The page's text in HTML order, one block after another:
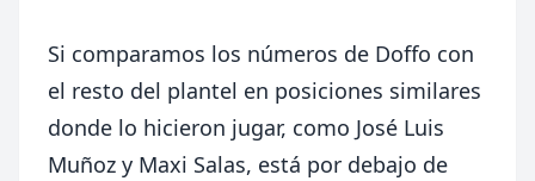
Si comparamos los números de Doffo con
el resto del plantel en posiciones similares
donde lo hicieron jugar, como José Luis
Muñoz y Maxi Salas, está por debajo de